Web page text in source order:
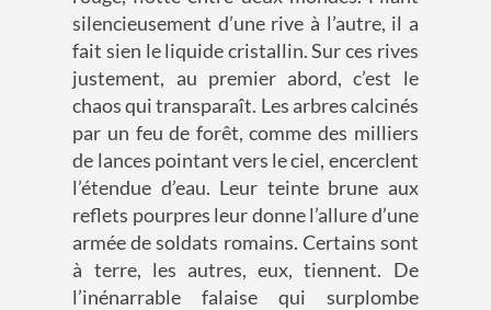
silencieusement d’une rive à l’autre, il a
fait sien le liquide cristallin. Sur ces rives
justement, au premier abord, c’est le
chaos qui transparaît. Les arbres calcinés
par un feu de forêt, comme des milliers
de lances pointant vers le ciel, encerclent
l’étendue d’eau. Leur teinte brune aux
reflets pourpres leur donne l’allure d’une
armée de soldats romains. Certains sont
à terre, les autres, eux, tiennent. De
l’inénarrable falaise qui surplombe